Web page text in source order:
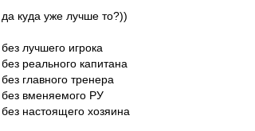
да куда уже лучше то?))
без лучшего игрока
без реального капитана
без главного тренера
без вменяемого РУ
без настоящего хозяина